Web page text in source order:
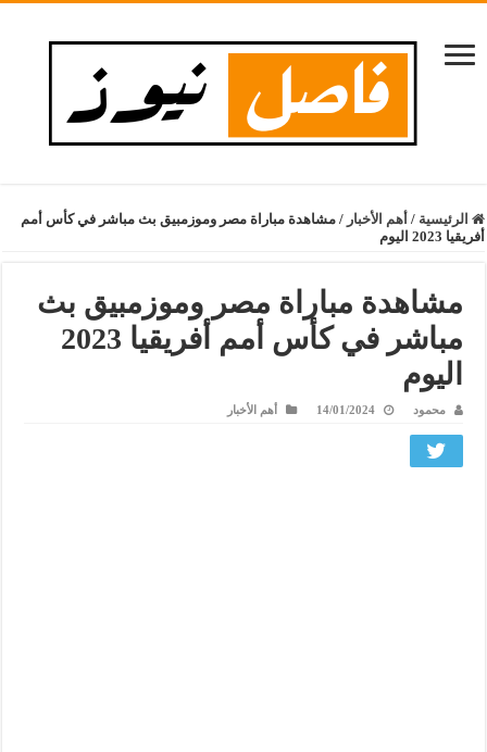
الرئيسية / أهم الأخبار / مشاهدة مباراة مصر وموزمبيق بث مباشر في كأس أمم
أفريقيا 2023 اليوم
مشاهدة مباراة مصر وموزمبيق بث
مباشر في كأس أمم أفريقيا 2023
اليوم
محمود 14/01/2024 أهم الأخبار